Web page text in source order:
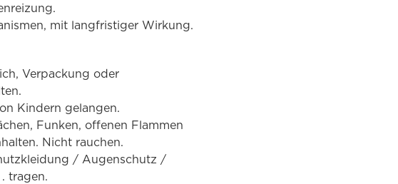
mit langfristiger Wirkung.
Verpackung oder
Kindern gelangen.
Funken, offenen Flammen
Nicht rauchen.
/ Augenschutz /
tragen.